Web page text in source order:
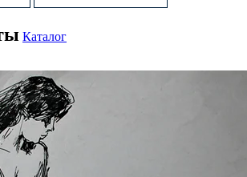
Каталог